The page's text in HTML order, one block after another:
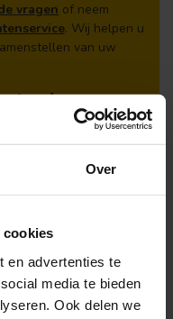
Over
cookies
en advertenties te
media te bieden
Ook delen we
vragen of neem
. Wij helpen u
van uw
dan uw
toe in de
in het
afhaaldatum.
wanneer jouw